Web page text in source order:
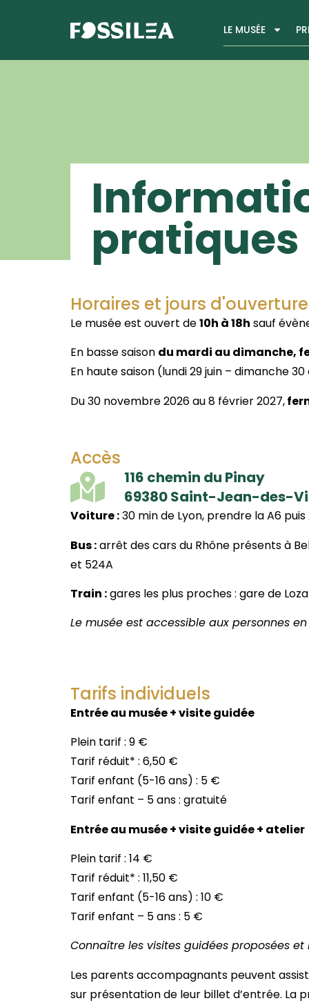
LE MUSÉE
pratiques
Horaires et jours d'ouverture
Le musée est ouvert de10h à 18h sauf
En basse saison du mardi au dimanche,
En haute saison (lundi 29 juin – dimanche
Du 30 novembre 2026 au 8 février 2027,
Accès
116 chemin du Pinay
69380 Saint-Jean-des-
Voiture :30 min de Lyon, prendre la A6
Bus :arrêt des cars du Rhône présents à
et 524A
Train :gares les plus proches : gare de
Le musée est accessible aux personnes
Tarifs individuels
Entrée au musée + visite guidée
Plein tarif : 9 €
Tarif réduit* : 6,50 €
Tarif enfant (5-16 ans) : 5 €
Tarif enfant – 5 ans : gratuité
Entrée au musée + visite guidée + atelier
Plein tarif : 14 €
Tarif réduit* : 11,50 €
Tarif enfant (5-16 ans) : 10 €
Tarif enfant – 5 ans : 5 €
Connaître les visites guidées proposées
Les parents accompagnants peuvent
sur présentation de leur billet d’entrée. La